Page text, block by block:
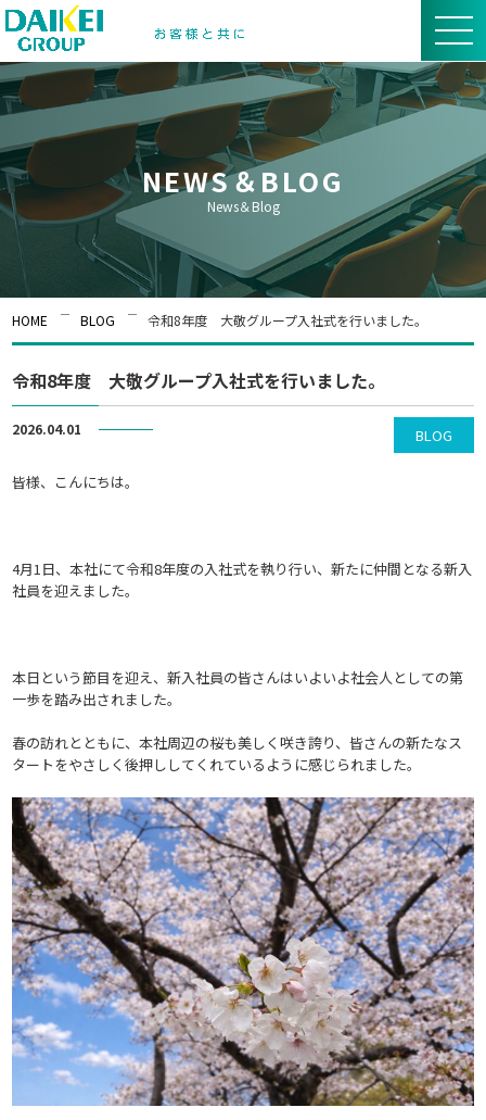
NEWS＆BLOG
News＆Blog
HOME BLOG 令和8年度 大敬グループ入社式を行いました。
令和8年度 大敬グループ入社式を行いました。
2026.04.01 BLOG
皆様、こんにちは。
4月1日、本社にて令和8年度の入社式を執り行い、新たに仲間となる新入
社員を迎えました。
本日という節目を迎え、新入社員の皆さんはいよいよ社会人としての第
一歩を踏み出されました。
春の訪れとともに、本社周辺の桜も美しく咲き誇り、皆さんの新たなス
タートをやさしく後押ししてくれているように感じられました。